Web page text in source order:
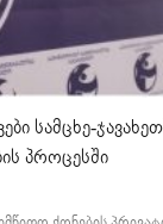
სამცხე-
პროცესში